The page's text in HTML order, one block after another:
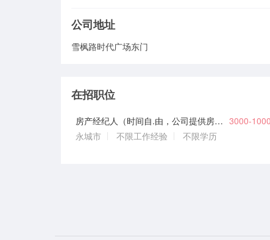
公司地址
雪枫路时代广场东门
在招职位
房产经纪人（时间自.由，公司提供房源信息，有无经验均可） 3000-
永城市
不限工作经验 不限学历